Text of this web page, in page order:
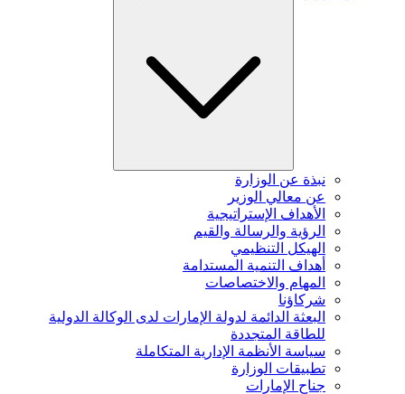
نبذة عن الوزارة
عن معالي الوزير
الأهداف الإستراتيجية
الرؤية والرسالة والقيم
الهيكل التنظيمي
أهداف التنمية المستدامة
المهام والاختصاصات
شركاؤنا
البعثة الدائمة لدولة الإمارات لدى الوكالة الدولية
للطاقة المتجددة
سياسة الأنظمة الإدارية المتكاملة
تطبيقات الوزارة
جناح الإمارات